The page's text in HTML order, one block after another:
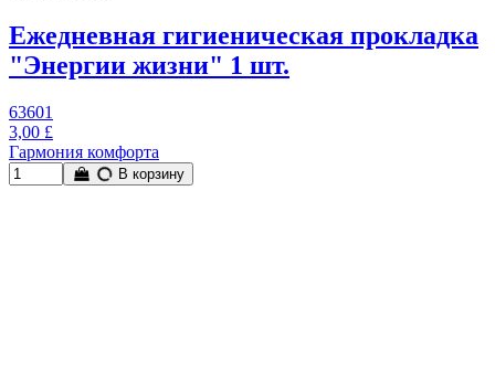
Ежедневная гигиеническая прокладка
"Энергии жизни" 1 шт.
63601
3,00 £
Гармония комфорта
В корзину